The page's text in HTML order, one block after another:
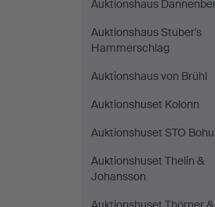
Auktionshaus
Auktionshaus Stuber's
Hammerschlag
Auktionshaus von Brühl
Auktionshuset Kolonn
Auktionshuset STO
Auktionshuset Thelin &
Johansson